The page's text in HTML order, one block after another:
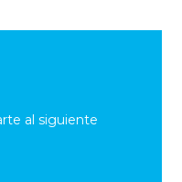
al siguiente